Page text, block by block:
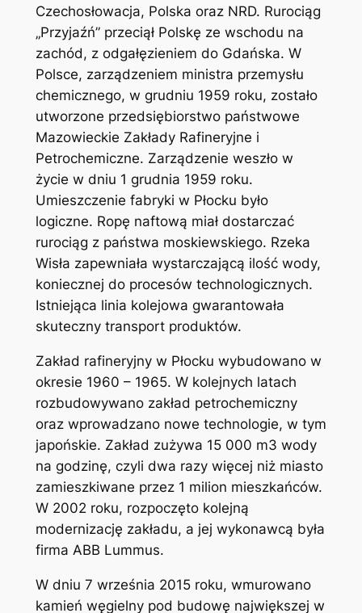
Czechosłowacja, Polska oraz NRD. Rurociąg
„Przyjaźń” przeciął Polskę ze wschodu na
zachód, z odgałęzieniem do Gdańska. W
Polsce, zarządzeniem ministra przemysłu
chemicznego, w grudniu 1959 roku, zostało
utworzone przedsiębiorstwo państwowe
Mazowieckie Zakłady Rafineryjne i
Petrochemiczne. Zarządzenie weszło w
życie w dniu 1 grudnia 1959 roku.
Umieszczenie fabryki w Płocku było
logiczne. Ropę naftową miał dostarczać
rurociąg z państwa moskiewskiego. Rzeka
Wisła zapewniała wystarczającą ilość wody,
koniecznej do procesów technologicznych.
Istniejąca linia kolejowa gwarantowała
skuteczny transport produktów.
Zakład rafineryjny w Płocku wybudowano w
okresie 1960 – 1965. W kolejnych latach
rozbudowywano zakład petrochemiczny
oraz wprowadzano nowe technologie, w tym
japońskie. Zakład zużywa 15 000 m3 wody
na godzinę, czyli dwa razy więcej niż miasto
zamieszkiwane przez 1 milion mieszkańców.
W 2002 roku, rozpoczęto kolejną
modernizację zakładu, a jej wykonawcą była
firma ABB Lummus.
W dniu 7 września 2015 roku, wmurowano
kamień węgielny pod budowę największej w